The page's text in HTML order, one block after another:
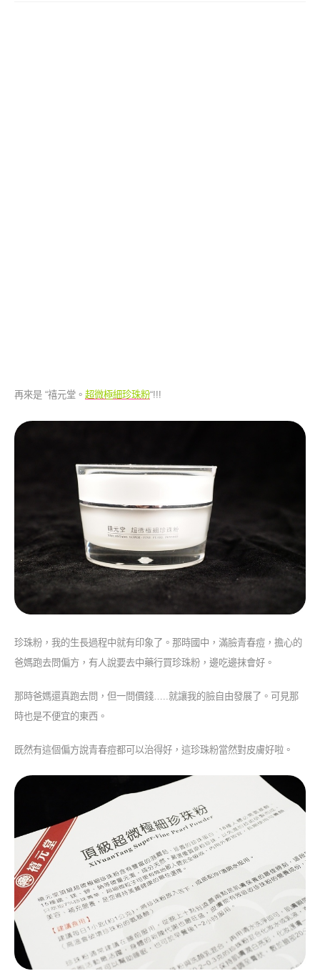
再來是 “禧元堂。 超微極細珍珠粉“!!!
珍珠粉，我的生長過程中就有印象了。那時國中，滿臉青春痘，擔心的
爸媽跑去問偏方，有人說要去中藥行買珍珠粉，邊吃邊抹會好。
那時爸媽還真跑去問，但一問價錢…..就讓我的臉自由發展了。可見那
時也是不便宜的東西。
既然有這個偏方說青春痘都可以治得好，這珍珠粉當然對皮膚好啦。